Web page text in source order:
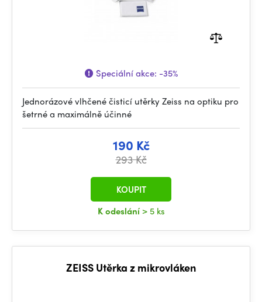
Speciální akce: -35%
Jednorázové vlhčené čisticí utěrky Zeiss na optiku pro
šetrné a maximálně účinné
190 Kč
293 Kč
K odeslání > 5 ks
KOUPIT
ZEISS Utěrka z mikrovláken